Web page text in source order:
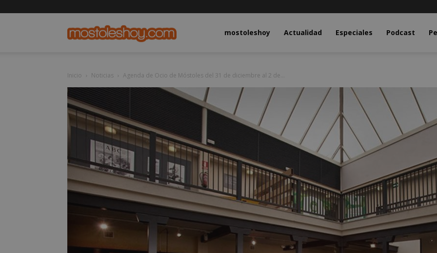
mostoleshoy.commostoleshoy Actualidad Especiales Podcast
Inicio Noticias Agenda de Ocio de Móstoles del 31 de diciembre al 2 de...